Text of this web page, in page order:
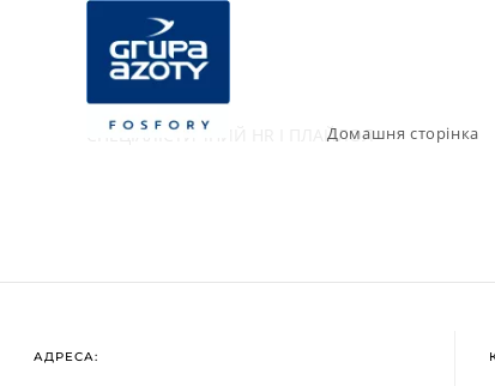
Домашня сторінка
СПЕЦІАЛІСТИЧНИЙ HR І ПЛАЙЛОЛ
АДРЕСА: